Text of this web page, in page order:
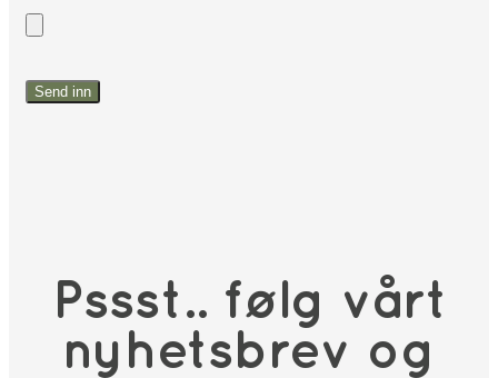
Pssst.. følg vårt
nyhetsbrev og